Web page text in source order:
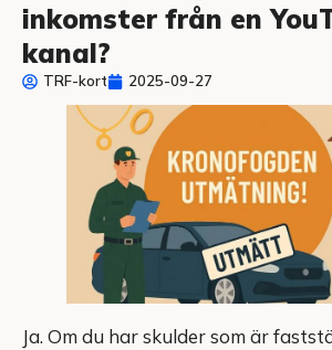
inkomster från en
kanal?
TRF-kort 2025-09-27
Ja. Om du har skulder som är